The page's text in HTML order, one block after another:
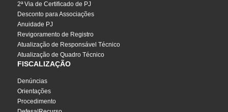
2ª Via de Certificado de PJ
Desconto para Associações
Anuidade PJ
Revigoramento de Registro
Atualização de Responsável Técnico
Atualização de Quadro Técnico
FISCALIZAÇÃO
Denúncias
Orientações
Procedimento